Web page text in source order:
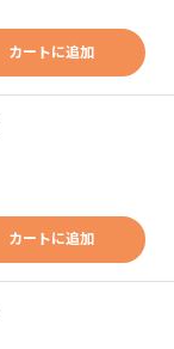
カートに追加
カートに追加